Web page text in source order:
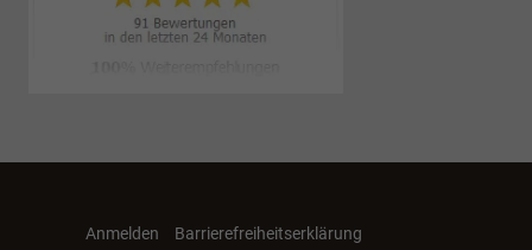
Anmelden
Barrierefreiheitserklärung